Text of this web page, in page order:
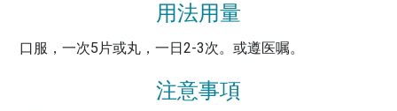
用法用量
口服，一次5片或丸，一日2-3次。或遵医嘱。
注意事項